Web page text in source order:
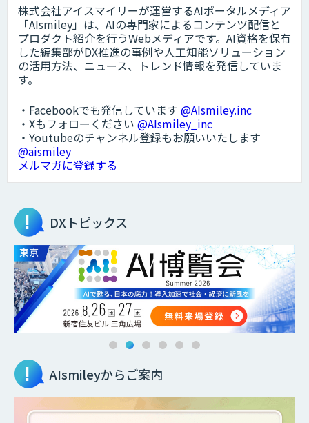
株式会社アイスマイリーが運営するAIポータルメディア
「AIsmiley」は、AIの専門家によるコンテンツ配信と
プロダクト紹介を行うWebメディアです。AI資格を保有
した編集部がDX推進の事例や人工知能ソリューション
の活用方法、ニュース、トレンド情報を発信していま
す。
・Facebookでも発信しています @AIsmiley.inc
・Xもフォローください @AIsmiley_inc
・Youtubeのチャンネル登録もお願いいたします
@aismiley
メルマガに登録する
DXトピックス
AIsmileyからご案内